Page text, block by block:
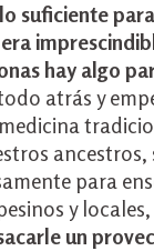
suficiente
hay algo
atrás y
ancestros,
para
y
un